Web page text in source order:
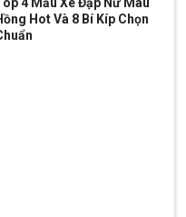
số mượt mà, linh hoạt theo
xe trở nên nhẹ hơn, ít mỏi
Hot Và 8 Bí Kíp Chọn